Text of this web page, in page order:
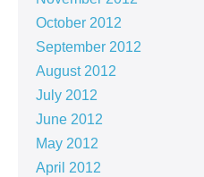
October 2012
September 2012
August 2012
July 2012
June 2012
May 2012
April 2012